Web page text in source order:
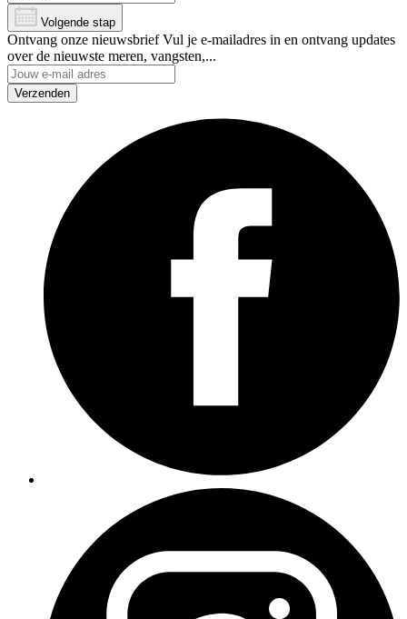
Volgende stap
Ontvang onze nieuwsbrief Vul je e-mailadres in en ontvang updates
over de nieuwste meren, vangsten,...
Verzenden